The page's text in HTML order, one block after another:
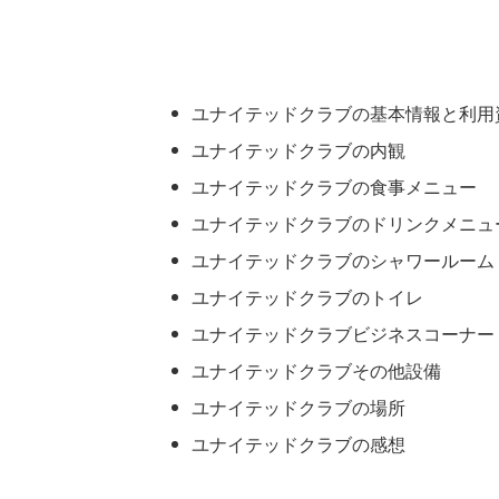
ユナイテッドクラブの基本情報と利用
ユナイテッドクラブの内観
ユナイテッドクラブの食事メニュー
ユナイテッドクラブのドリンクメニュ
ユナイテッドクラブのシャワールーム
ユナイテッドクラブのトイレ
ユナイテッドクラブビジネスコーナー
ユナイテッドクラブその他設備
ユナイテッドクラブの場所
ユナイテッドクラブの感想